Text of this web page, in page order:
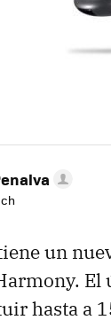
un
hasta a